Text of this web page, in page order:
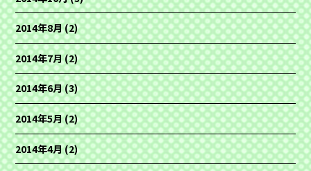
2014年8月(2)
2014年7月(2)
2014年6月(3)
2014年5月(2)
2014年4月(2)